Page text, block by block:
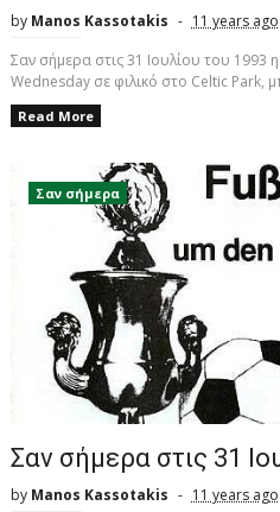
by Manos Kassotakis
11 years ago
Σαν σήμερα στις 31 Ιουλίου του
Wednesday σε φιλικό στο Celtic Park,
Read More
Σαν σήμερα
Σαν σήμερα στις 31
by Manos Kassotakis
11 years ago